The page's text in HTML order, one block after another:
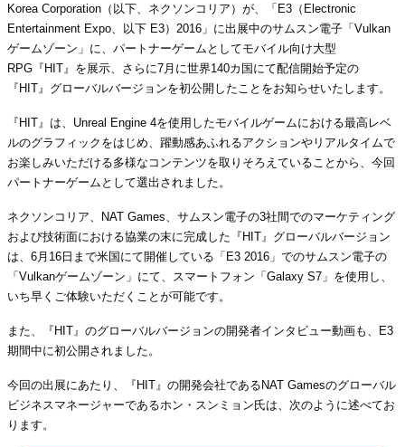
Korea Corporation（以下、ネクソンコリア）が、「E3（Electronic
Entertainment Expo、以下 E3）2016」に出展中のサムスン電子「Vulkan
ゲームゾーン」に、パートナーゲームとしてモバイル向け大型
RPG『HIT』を展示、さらに7月に世界140カ国にて配信開始予定の
『HIT』グローバルバージョンを初公開したことをお知らせいたします。
『HIT』は、Unreal Engine 4を使用したモバイルゲームにおける最高レベ
ルのグラフィックをはじめ、躍動感あふれるアクションやリアルタイムで
お楽しみいただける多様なコンテンツを取りそろえていることから、今回
パートナーゲームとして選出されました。
ネクソンコリア、NAT Games、サムスン電子の3社間でのマーケティング
および技術面における協業の末に完成した『HIT』グローバルバージョン
は、6月16日まで米国にて開催している「E3 2016」でのサムスン電子の
「Vulkanゲームゾーン」にて、スマートフォン「Galaxy S7」を使用し、
いち早くご体験いただくことが可能です。
また、『HIT』のグローバルバージョンの開発者インタビュー動画も、E3
期間中に初公開されました。
今回の出展にあたり、『HIT』の開発会社であるNAT Gamesのグローバル
ビジネスマネージャーであるホン・スンミョン氏は、次のように述べてお
ります。